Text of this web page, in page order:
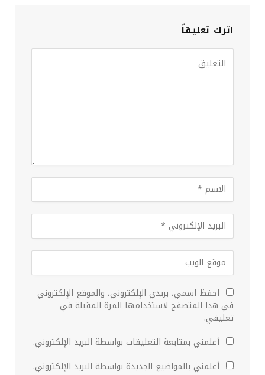
اترك تعليقاً
احفظ اسمي، بريدي الإلكتروني، والموقع الإلكتروني
في هذا المتصفح لاستخدامها المرة المقبلة في
تعليقي.
أعلمني بمتابعة التعليقات بواسطة البريد الإلكتروني.
أعلمني بالمواضيع الجديدة بواسطة البريد الإلكتروني.